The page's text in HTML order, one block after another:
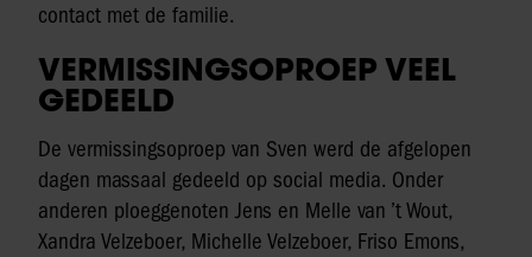
contact met de familie.
VERMISSINGSOPROEP VEEL
GEDEELD
De vermissingsoproep van Sven werd de afgelopen
dagen massaal gedeeld op social media. Onder
anderen ploeggenoten Jens en Melle van ’t Wout,
Xandra Velzeboer, Michelle Velzeboer, Friso Emons,